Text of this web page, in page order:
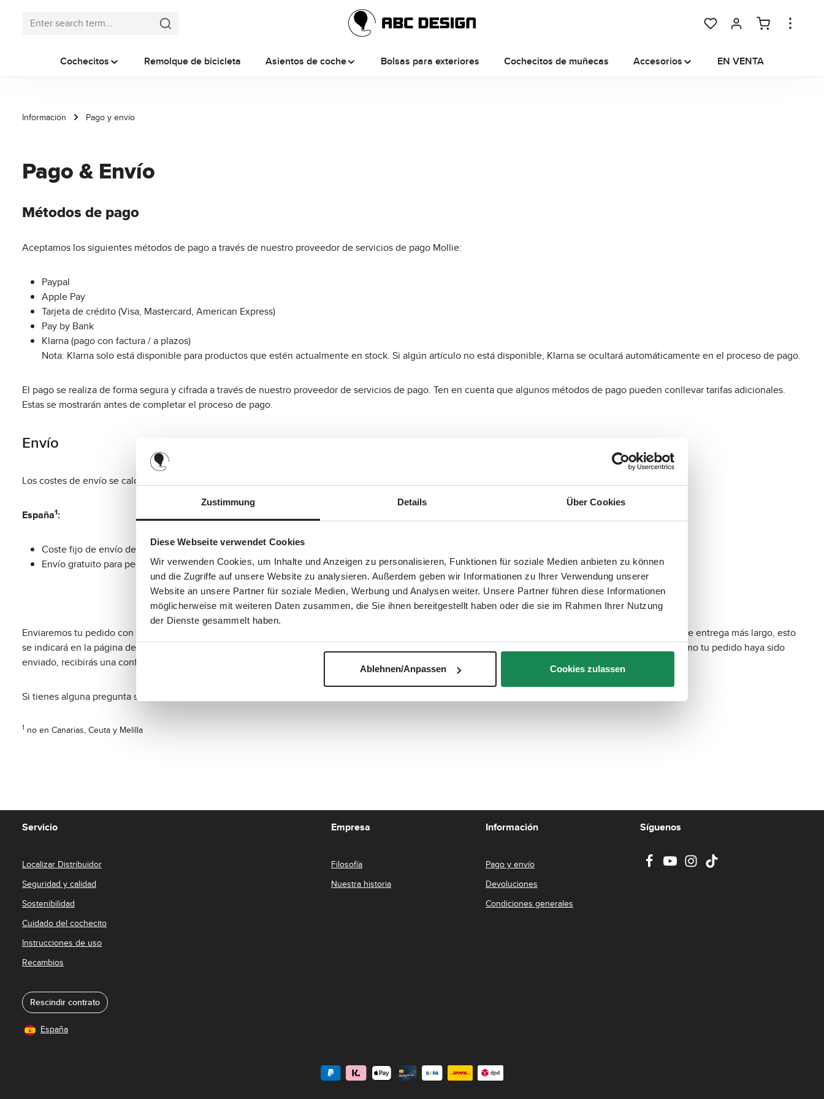
Zustimmung Details Über Cookies
Diese Webseite verwendet Cookies
Wir verwenden Cookies, um Inhalte und Anzeigen zu personalisieren, Funktionen für soziale Medien anbieten zu können
und die Zugriffe auf unsere Website zu analysieren. Außerdem geben wir Informationen zu Ihrer Verwendung unserer
Website an unsere Partner für soziale Medien, Werbung und Analysen weiter. Unsere Partner führen diese Informationen
möglicherweise mit weiteren Daten zusammen, die Sie ihnen bereitgestellt haben oder die sie im Rahmen Ihrer Nutzung
der Dienste gesammelt haben.
Ablehnen/Anpassen Cookies zulassen
You have 0 wishlist items
Cochecitos Remolque de bicicleta Asientos de coche Bolsas para exteriores Cochecitos de muñecas Accesorios EN VENTA
Información Pago y envío
Pago & Envío
Métodos de pago
Aceptamos los siguientes métodos de pago a través de nuestro proveedor de servicios de pago Mollie:
Paypal
Apple Pay
Tarjeta de crédito (Visa, Mastercard, American Express)
Pay by Bank
Klarna (pago con factura / a plazos)
Nota: Klarna solo está disponible para productos que estén actualmente en stock. Si algún artículo no está disponible, Klarna se ocultará automáticamente en el proceso de pago.
El pago se realiza de forma segura y cifrada a través de nuestro proveedor de servicios de pago. Ten en cuenta que algunos métodos de pago pueden conllevar tarifas adicionales.
Estas se mostrarán antes de completar el proceso de pago.
Envío
Los costes de envío se calculan automáticamente durante el proceso de pedido. Aquí tienes los detalles de los costes de envío:
España1:
Coste fijo de envío de 9,95 € para pedidos inferiores a 100 €
Envío gratuito para pedidos superiores a 100 €
Enviaremos tu pedido con DHL y DPD. Si el artículo deseado está en stock, se enviará a más tardar el siguiente día laborable. Si el artículo tiene un tiempo de entrega más largo, esto
se indicará en la página del producto correspondiente. Ten en cuenta que puede haber retrasos debido a días festivos o eventos imprevistos. Tan pronto como tu pedido haya sido
enviado, recibirás una confirmación de envío por correo electrónico con un enlace para su seguimiento.
Si tienes alguna pregunta sobre tu pedido o envío, no dudes en ponerte en contacto con nosotros. Estaremos encantados de ayudarte.
1 no en Canarias, Ceuta y Melilla
Servicio
Localizar Distribuidor
Seguridad y calidad
Sostenibilidad
Cuidado del cochecito
Instrucciones de uso
Recambios
Empresa
Filosofía
Nuestra historia
Información
Pago y envío
Devoluciones
Condiciones generales
Síguenos
Rescindir contrato
España